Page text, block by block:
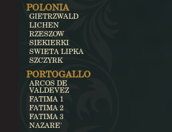
POLONIA
GIETRZWALD
LICHEN
RZESZOW
SIEKIERKI
SWIETA LIPKA
SZCZYRK
PORTOGALLO
ARCOS DE
VALDEVEZ
FATIMA 1
FATIMA 2
FATIMA 3
NAZARE'